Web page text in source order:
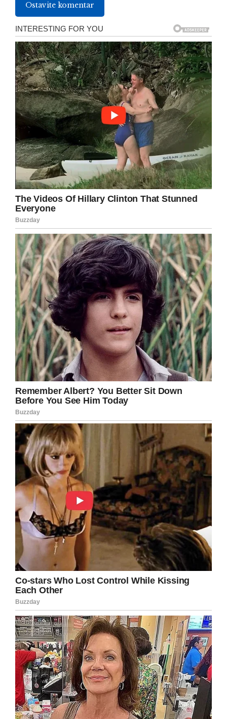
Ostavite komentar